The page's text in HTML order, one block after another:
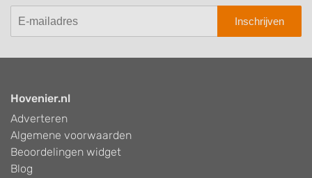
Inschrijven
Hovenier.nl
Adverteren
Algemene voorwaarden
Beoordelingen widget
Blog